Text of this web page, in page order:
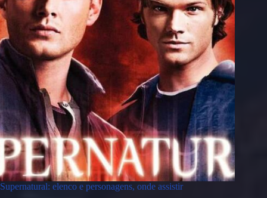
Supernatural: elenco e personagens, onde assistir